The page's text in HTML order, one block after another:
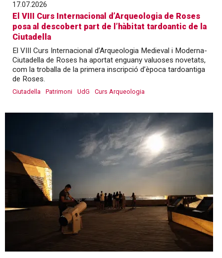
17.07.2026
El VIII Curs Internacional d’Arqueologia de Roses
posa al descobert part de l’hàbitat tardoantic de la
Ciutadella
El VIII Curs Internacional d’Arqueologia Medieval i Moderna-
Ciutadella de Roses ha aportat enguany valuoses novetats,
com la troballa de la primera inscripció d’època tardoantiga
de Roses.
Ciutadella Patrimoni UdG Curs Arqueologia